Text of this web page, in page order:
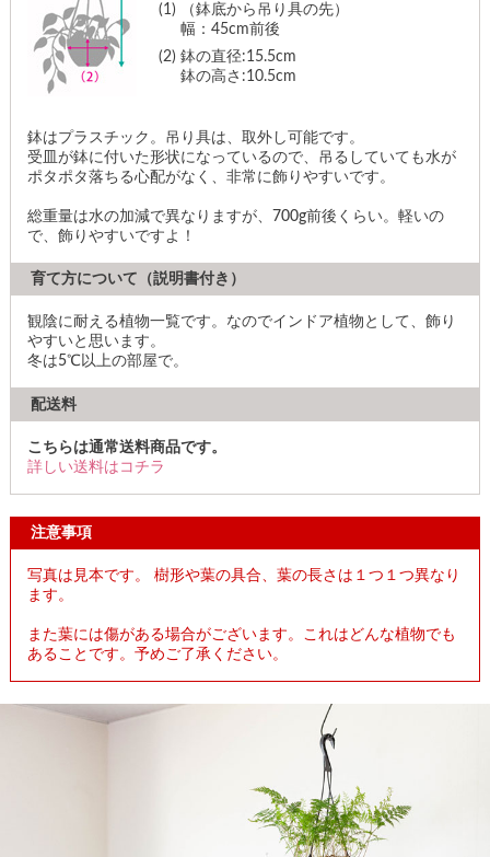
(1)
（鉢底から吊り具の先）
幅：45cm前後
(2) 鉢の直径:15.5cm
鉢の高さ:10.5cm
鉢はプラスチック。吊り具は、取外し可能です。
受皿が鉢に付いた形状になっているので、吊るしていても水が
ポタポタ落ちる心配がなく、非常に飾りやすいです。
総重量は水の加減で異なりますが、700g前後くらい。軽いの
で、飾りやすいですよ！
育て方について（説明書付き）
観陰に耐える植物一覧です。なのでインドア植物として、飾り
やすいと思います。
冬は5℃以上の部屋で。
配送料
こちらは通常送料商品です。
詳しい送料はコチラ
注意事項
写真は見本です。 樹形や葉の具合、葉の長さは１つ１つ異なり
ます。
また葉には傷がある場合がございます。これはどんな植物でも
あることです。予めご了承ください。